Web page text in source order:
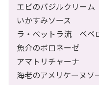
エビのバジルクリーム
いかすみソース
ラ・ベットラ流 ペペ
魚介のボロネーゼ
アマトリチャーナ
海老のアメリケーヌソ